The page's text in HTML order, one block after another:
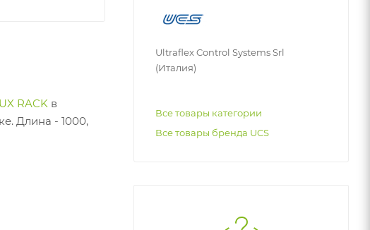
RACK в
Длина - 1000,
Ultraflex Control Systems Srl
(Италия)
Все товары категории
Все товары бренда UCS